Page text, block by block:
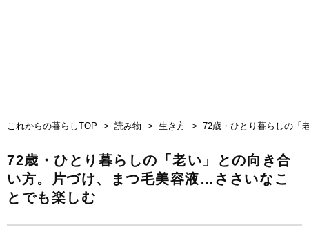
これからの暮らしTOP 読み物 生き方 72歳・ひとり暮らしの「
72歳・ひとり暮らしの「老い」との向き合
い方。片づけ、まつ毛美容液…ささいなこ
とでも楽しむ